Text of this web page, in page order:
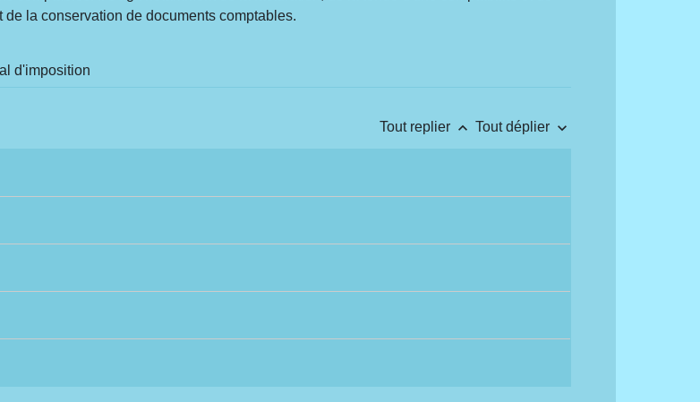
la conservation de documents comptables.
d'imposition
Tout replier keyboard_arrow_up Tout déplier keyboard_arrow_down